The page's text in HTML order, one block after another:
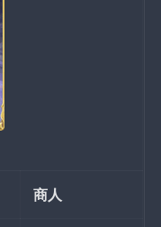
商人